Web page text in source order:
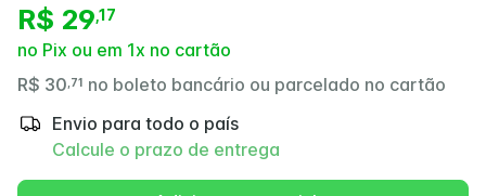
R$ 29 17
no Pix ou em 1x no cartão
R$ 30 71 no boleto bancário ou parcelado no cartão
Envio para todo o país
Calcule o prazo de entrega